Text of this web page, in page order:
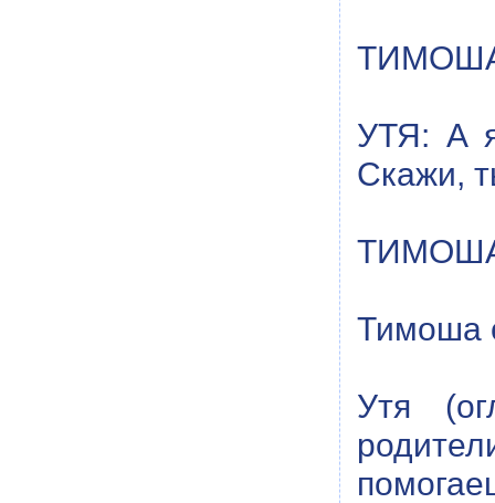
УТЯ: А
Скажи,
ТИМОША:
Тимоша
Утя